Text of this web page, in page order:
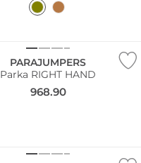
PARAJUMPERS
Parka RIGHT HAND
968.90